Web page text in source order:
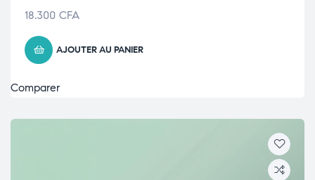
18.300 CFA
AJOUTER AU PANIER
Comparer